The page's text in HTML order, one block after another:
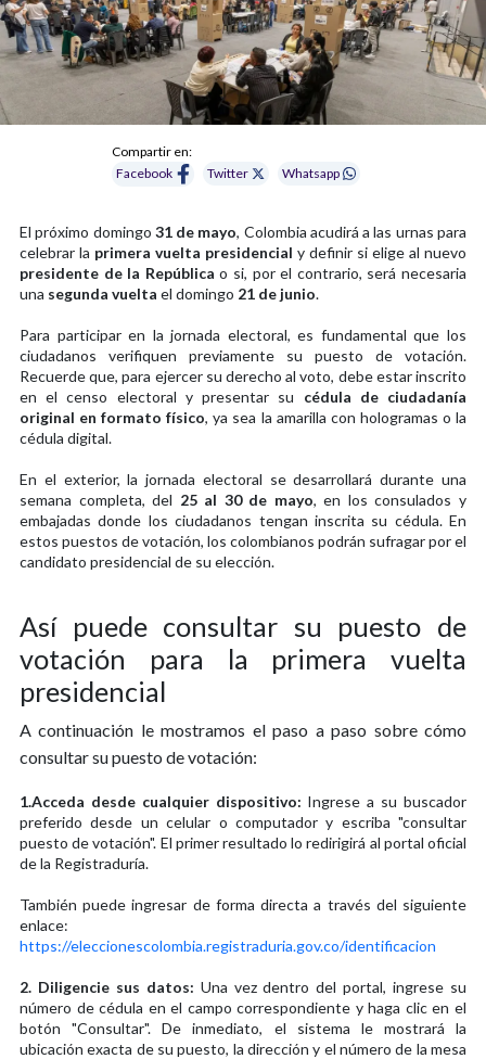
Compartir en:
Facebook
Twitter Whatsapp
El próximo domingo 31 de mayo, Colombia acudirá a las urnas para
celebrar la primera vuelta presidencial y definir si elige al nuevo
presidente de la República o si, por el contrario, será necesaria
una segunda vuelta el domingo 21 de junio.
Para participar en la jornada electoral, es fundamental que los
ciudadanos verifiquen previamente su puesto de votación.
Recuerde que, para ejercer su derecho al voto, debe estar inscrito
en el censo electoral y presentar su cédula de ciudadanía
original en formato físico, ya sea la amarilla con hologramas o la
cédula digital.
En el exterior, la jornada electoral se desarrollará durante una
semana completa, del 25 al 30 de mayo, en los consulados y
embajadas donde los ciudadanos tengan inscrita su cédula. En
estos puestos de votación, los colombianos podrán sufragar por el
candidato presidencial de su elección.
Así puede consultar su puesto de
votación para la primera vuelta
presidencial
A continuación le mostramos el paso a paso sobre cómo
consultar su puesto de votación:
1.Acceda desde cualquier dispositivo: Ingrese a su buscador
preferido desde un celular o computador y escriba "consultar
puesto de votación". El primer resultado lo redirigirá al portal oficial
de la Registraduría.
También puede ingresar de forma directa a través del siguiente
enlace:
https://eleccionescolombia.registraduria.gov.co/identificacion
2. Diligencie sus datos: Una vez dentro del portal, ingrese su
número de cédula en el campo correspondiente y haga clic en el
botón "Consultar". De inmediato, el sistema le mostrará la
ubicación exacta de su puesto, la dirección y el número de la mesa